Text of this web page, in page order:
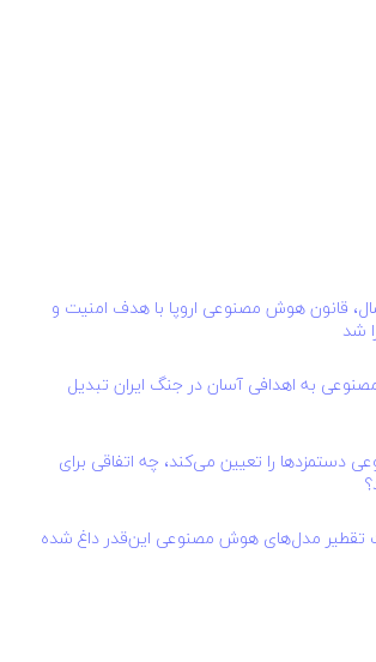
بعد از ۲ سال، قانون هوش مصنوعی اروپا با هدف امنیت و
شد
به اهدافی آسان در جنگ ایران تبدیل
را تعیین می‌کند، چه اتفاقی برای
تقطیر مدل‌های هوش مصنوعی این‌قدر داغ شده